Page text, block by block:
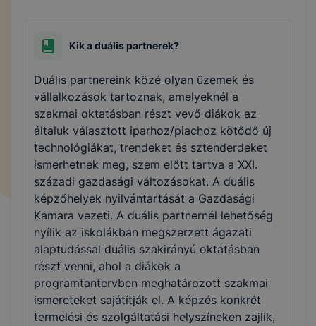
Kik a duális partnerek?
Duális partnereink közé olyan üzemek és
vállalkozások tartoznak, amelyeknél a
szakmai oktatásban részt vevő diákok az
általuk választott iparhoz/piachoz kötődő új
technológiákat, trendeket és sztenderdeket
ismerhetnek meg, szem előtt tartva a XXI.
századi gazdasági változásokat. A duális
képzőhelyek nyilvántartását a Gazdasági
Kamara vezeti. A duális partnernél lehetőség
nyílik az iskolákban megszerzett ágazati
alaptudással duális szakirányú oktatásban
részt venni, ahol a diákok a
programtantervben meghatározott szakmai
ismereteket sajátítják el. A képzés konkrét
termelési és szolgáltatási helyszíneken zajlik,